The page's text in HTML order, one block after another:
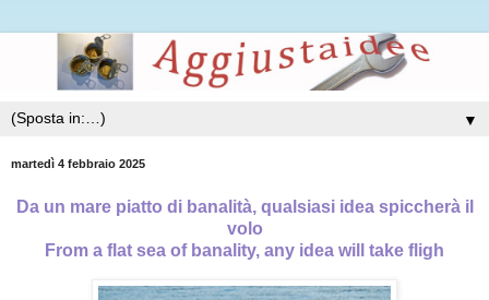
▼
martedì 4 febbraio 2025
Da un mare piatto di banalità, qualsiasi idea spiccherà il
volo
From a flat sea of banality, any idea will take fligh